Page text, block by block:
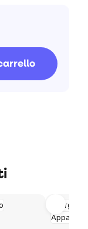
Energia
Apparato